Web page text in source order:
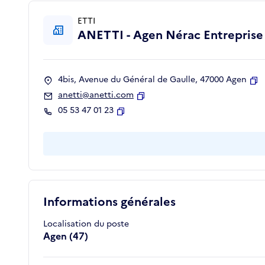
Informations générales
Localisation du poste
Agen (47)
ETTI
ANETTI - Agen Nérac
4bis, Avenue du Général de Gaulle, 47000 Agen
anetti@anetti.com
05 53 47 01 23